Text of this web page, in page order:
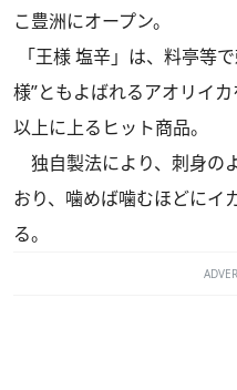
こ豊洲にオープン。
「王様 塩辛」は、料亭等
様”ともよばれるアオリイ
以上に上るヒット商品。
独自製法により、刺身の
おり、噛めば噛むほどにイ
る。